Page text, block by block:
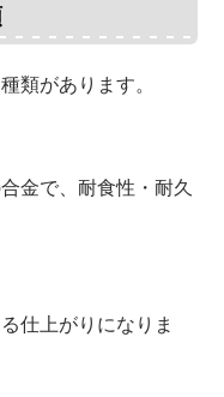
類があります。
金で、耐食性・耐久
仕上がりになりま